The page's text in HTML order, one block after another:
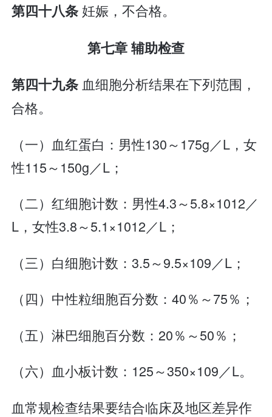
第四十八条妊娠，不合格。
第七章 辅助检查
第四十九条血细胞分析结果在下列范围，
合格。
（一）血红蛋白：男性130～175g／L，女
性115～150g／L；
（二）红细胞计数：男性4.3～5.8×1012／
L，女性3.8～5.1×1012／L；
（三）白细胞计数：3.5～9.5×109／L；
（四）中性粒细胞百分数：40％～75％；
（五）淋巴细胞百分数：20％～50％；
（六）血小板计数：125～350×109／L。
血常规检查结果要结合临床及地区差异作